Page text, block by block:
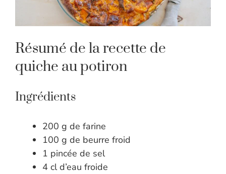
Résumé de la recette de
quiche au potiron
Ingrédients
200 g de farine
100 g de beurre froid
1 pincée de sel
4 cl d’eau froide